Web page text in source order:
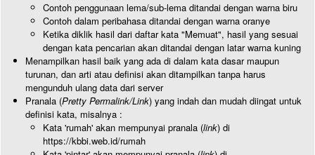
Contoh penggunaan lema/sub-lema ditandai dengan warna biru
Contoh dalam peribahasa ditandai dengan warna oranye
Ketika diklik hasil dari daftar kata "Memuat", hasil yang sesuai
dengan kata pencarian akan ditandai dengan latar warna kuning
Menampilkan hasil baik yang ada di dalam kata dasar maupun
turunan, dan arti atau definisi akan ditampilkan tanpa harus
mengunduh ulang data dari server
Pranala (Pretty Permalink/Link) yang indah dan mudah diingat untuk
definisi kata, misalnya :
Kata 'rumah' akan mempunyai pranala (link) di
https://kbbi.web.id/rumah